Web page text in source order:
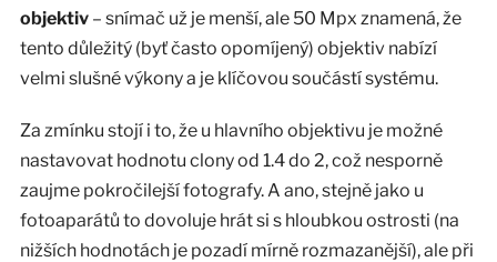
objektiv– snímač už je menší, ale 50 Mpx znamená, že
tento důležitý (byť často opomíjený) objektiv nabízí
velmi slušné výkony a je klíčovou součástí systému.
Za zmínku stojí i to, že u hlavního objektivu je možné
nastavovat hodnotu clony od 1.4 do 2, což nesporně
zaujme pokročilejší fotografy. A ano, stejně jako u
fotoaparátů to dovoluje hrát si s hloubkou ostrosti (na
nižších hodnotách je pozadí mírně rozmazanější), ale při